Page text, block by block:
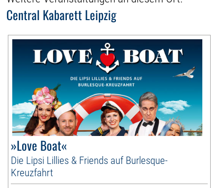
Central Kabarett Leipzig
»Love Boat«
Die Lipsi Lillies & Friends auf Burlesque-
Kreuzfahrt